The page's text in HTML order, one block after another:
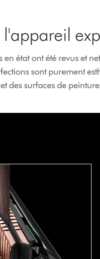
en état ont été revus et
sont purement
des surfaces de